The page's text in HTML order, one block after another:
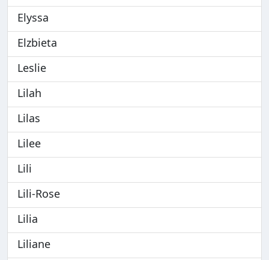
Elyssa
Elzbieta
Leslie
Lilah
Lilas
Lilee
Lili
Lili-Rose
Lilia
Liliane